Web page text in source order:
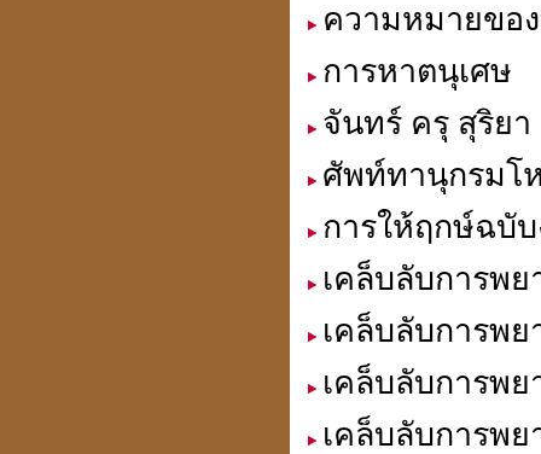
ความหมายขอ
การหาตนุเศษ
จันทร์ ครุ สุริย
ศัพท์ทานุกรมโ
การให้ฤกษ์ฉบั
เคล็บลับการพย
เคล็บลับการพย
เคล็บลับการพย
เคล็บลับการพย